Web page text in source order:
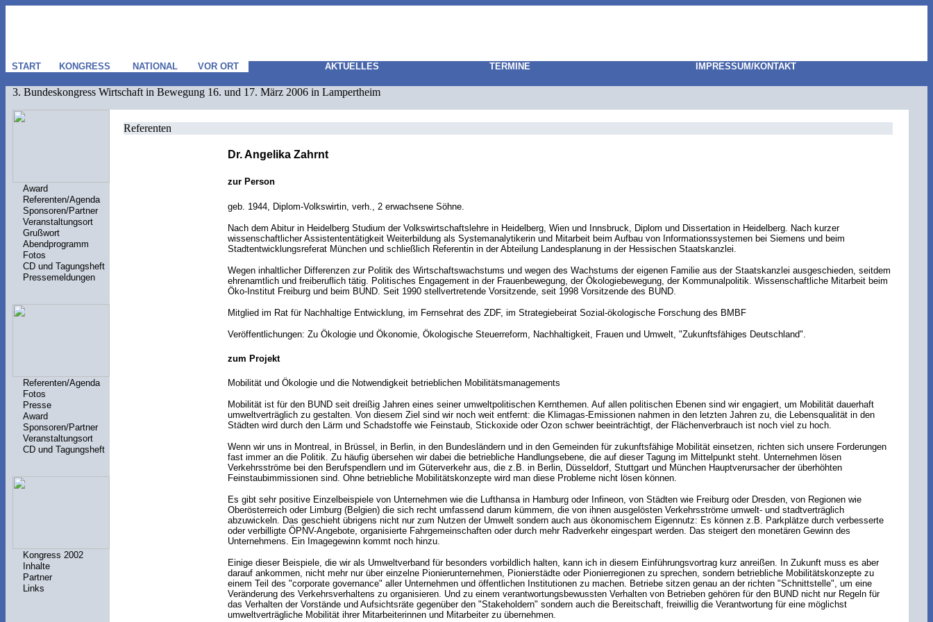
START KONGRESS NATIONAL VOR ORT AKTUELLES TERMINE IMPRESSUM/KONTAKT
3. Bundeskongress Wirtschaft in Bewegung 16. und 17. März 2006 in Lampertheim
Award
Referenten/Agenda
Sponsoren/Partner
Veranstaltungsort
Grußwort
Abendprogramm
Fotos
CD und Tagungsheft
Pressemeldungen
Referenten/Agenda
Fotos
Presse
Award
Sponsoren/Partner
Veranstaltungsort
CD und Tagungsheft
Kongress 2002
Inhalte
Partner
Links
Referenten
Dr. Angelika Zahrnt
zur Person
geb. 1944, Diplom-Volkswirtin, verh., 2 erwachsene Söhne.
Nach dem Abitur in Heidelberg Studium der Volkswirtschaftslehre in Heidelberg, Wien und Innsbruck, Diplom und Dissertation in Heidelberg. Nach kurzer
wissenschaftlicher Assistententätigkeit Weiterbildung als Systemanalytikerin und Mitarbeit beim Aufbau von Informationssystemen bei Siemens und beim
Stadtentwicklungsreferat München und schließlich Referentin in der Abteilung Landesplanung in der Hessischen Staatskanzlei.
Wegen inhaltlicher Differenzen zur Politik des Wirtschaftswachstums und wegen des Wachstums der eigenen Familie aus der Staatskanzlei ausgeschieden, seitdem
ehrenamtlich und freiberuflich tätig. Politisches Engagement in der Frauenbewegung, der Ökologiebewegung, der Kommunalpolitik. Wissenschaftliche Mitarbeit beim
Öko-Institut Freiburg und beim BUND. Seit 1990 stellvertretende Vorsitzende, seit 1998 Vorsitzende des BUND.
Mitglied im Rat für Nachhaltige Entwicklung, im Fernsehrat des ZDF, im Strategiebeirat Sozial-ökologische Forschung des BMBF
Veröffentlichungen: Zu Ökologie und Ökonomie, Ökologische Steuerreform, Nachhaltigkeit, Frauen und Umwelt, "Zukunftsfähiges Deutschland".
zum Projekt
Mobilität und Ökologie und die Notwendigkeit betrieblichen Mobilitätsmanagements
Mobilität ist für den BUND seit dreißig Jahren eines seiner umweltpolitischen Kernthemen. Auf allen politischen Ebenen sind wir engagiert, um Mobilität dauerhaft
umweltverträglich zu gestalten. Von diesem Ziel sind wir noch weit entfernt: die Klimagas-Emissionen nahmen in den letzten Jahren zu, die Lebensqualität in den
Städten wird durch den Lärm und Schadstoffe wie Feinstaub, Stickoxide oder Ozon schwer beeinträchtigt, der Flächenverbrauch ist noch viel zu hoch.
Wenn wir uns in Montreal, in Brüssel, in Berlin, in den Bundesländern und in den Gemeinden für zukunftsfähige Mobilität einsetzen, richten sich unsere Forderungen
fast immer an die Politik. Zu häufig übersehen wir dabei die betriebliche Handlungsebene, die auf dieser Tagung im Mittelpunkt steht. Unternehmen lösen
Verkehrsströme bei den Berufspendlern und im Güterverkehr aus, die z.B. in Berlin, Düsseldorf, Stuttgart und München Hauptverursacher der überhöhten
Feinstaubimmissionen sind. Ohne betriebliche Mobilitätskonzepte wird man diese Probleme nicht lösen können.
Es gibt sehr positive Einzelbeispiele von Unternehmen wie die Lufthansa in Hamburg oder Infineon, von Städten wie Freiburg oder Dresden, von Regionen wie
Oberösterreich oder Limburg (Belgien) die sich recht umfassend darum kümmern, die von ihnen ausgelösten Verkehrsströme umwelt- und stadtverträglich
abzuwickeln. Das geschieht übrigens nicht nur zum Nutzen der Umwelt sondern auch aus ökonomischem Eigennutz: Es können z.B. Parkplätze durch verbesserte
oder verbilligte ÖPNV-Angebote, organisierte Fahrgemeinschaften oder durch mehr Radverkehr eingespart werden. Das steigert den monetären Gewinn des
Unternehmens. Ein Imagegewinn kommt noch hinzu.
Einige dieser Beispiele, die wir als Umweltverband für besonders vorbildlich halten, kann ich in diesem Einführungsvortrag kurz anreißen. In Zukunft muss es aber
darauf ankommen, nicht mehr nur über einzelne Pionierunternehmen, Pionierstädte oder Pionierregionen zu sprechen, sondern betriebliche Mobilitätskonzepte zu
einem Teil des "corporate governance" aller Unternehmen und öffentlichen Institutionen zu machen. Betriebe sitzen genau an der richten "Schnittstelle", um eine
Veränderung des Verkehrsverhaltens zu organisieren. Und zu einem verantwortungsbewussten Verhalten von Betrieben gehören für den BUND nicht nur Regeln für
das Verhalten der Vorstände und Aufsichtsräte gegenüber den "Stakeholdern" sondern auch die Bereitschaft, freiwillig die Verantwortung für eine möglichst
umweltverträgliche Mobilität ihrer Mitarbeiterinnen und Mitarbeiter zu übernehmen.